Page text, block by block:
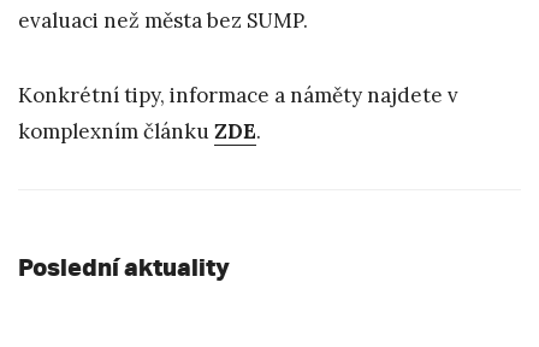
evaluaci než města bez SUMP.
Konkrétní tipy, informace a náměty najdete v
komplexním článkuZDE.
Poslední aktuality